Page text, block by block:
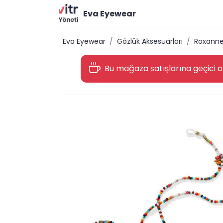
Eva Eyewear
Eva Eyewear Gözlük Aksesuarları
Bu mağaza satışlarına